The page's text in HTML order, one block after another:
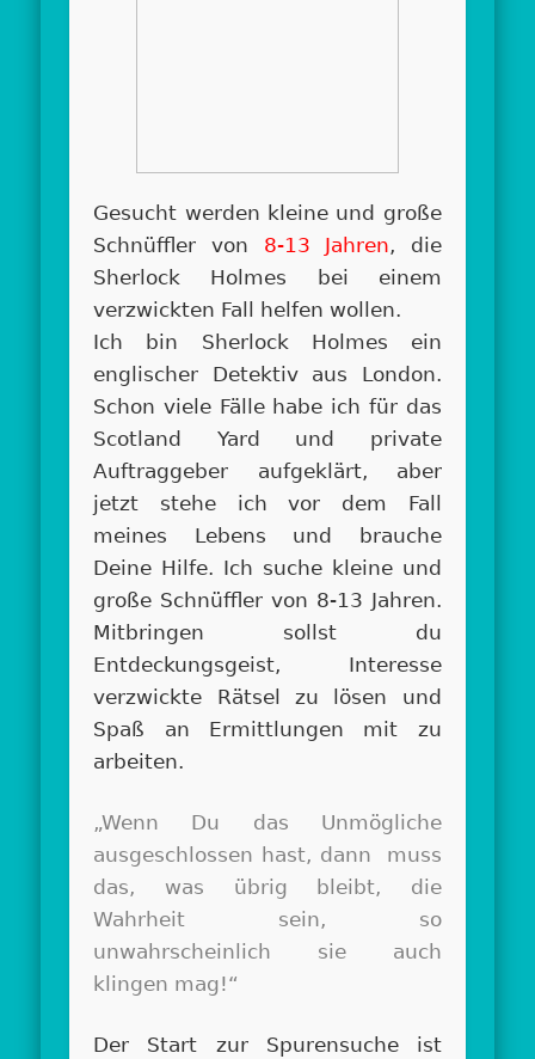
Gesucht werden kleine und große
Schnüffler von 8-13 Jahren, die
Sherlock Holmes bei einem
verzwickten Fall helfen wollen.
Ich bin Sherlock Holmes ein
englischer Detektiv aus London.
Schon viele Fälle habe ich für das
Scotland Yard und private
Auftraggeber aufgeklärt, aber
jetzt stehe ich vor dem Fall
meines Lebens und brauche
Deine Hilfe. Ich suche kleine und
große Schnüffler von 8-13 Jahren.
Mitbringen sollst du
Entdeckungsgeist, Interesse
verzwickte Rätsel zu lösen und
Spaß an Ermittlungen mit zu
arbeiten.
„Wenn Du das Unmögliche
ausgeschlossen hast, dann muss
das, was übrig bleibt, die
Wahrheit sein, so
unwahrscheinlich sie auch
klingen mag!“
Der Start zur Spurensuche ist